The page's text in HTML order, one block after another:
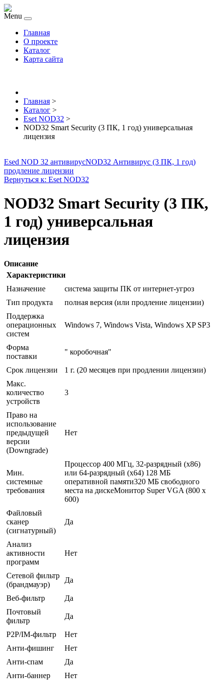
Menu
Главная
О проекте
Каталог
Карта сайта
Главная >
Каталог >
Eset NOD32 >
NOD32 Smart Security (3 ПК, 1 год) универсальная
лицензия
Esed NOD 32 антивирусNOD32 Антивирус (3 ПК, 1 год)
продление лицензии
Вернуться к: Eset NOD32
NOD32 Smart Security (3 ПК,
1 год) универсальная
лицензия
Описание
Характеристики
Назначение
система защиты ПК от интернет-угроз
Тип продукта
полная версия (или продление лицензии)
Поддержка
операционных
систем
Windows 7, Windows Vista, Windows XP SP3
Форма
поставки
" коробочная"
Срок лицензии
1 г. (20 месяцев при продлении лицензии)
Макс.
количество
устройств
3
Право на
использование
предыдущей
версии
(Downgrade)
Нет
Мин.
системные
требования
Процессор 400 МГц, 32-разрядный (x86)
или 64-разрядный (x64) 128 МБ
оперативной памяти320 МБ свободного
места на дискеМонитор Super VGA (800 x
600)
Файловый
сканер
(сигнатурный)
Да
Анализ
активности
программ
Нет
Сетевой фильтр
(брандмауэр)
Да
Веб-фильтр
Да
Почтовый
фильтр
Да
P2P/IM-фильтр
Нет
Анти-фишинг
Нет
Анти-спам
Да
Анти-баннер
Нет